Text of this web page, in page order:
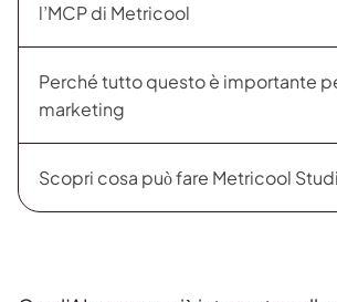
l’MCP di Metricool
Perché tutto questo è importante
marketing
Scopri cosa può fare Metricool